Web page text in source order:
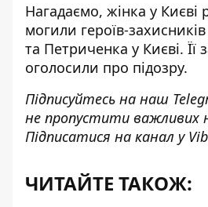
Нагадаємо, жінка у Києві
могили героїв-захисників
та Петриченка у Києві. Її
оголосили про підозру.
Підписуйтесь на наш
не пропустити важливих
Підписатися на канал у
ЧИТАЙТЕ ТАКОЖ: